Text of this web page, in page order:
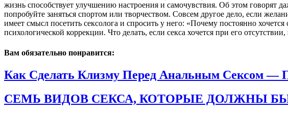
жизнь способствует улучшению настроения и самочувствия. Об этом говорят
попробуйте заняться спортом или творчеством. Совсем другое дело, если
имеет смысл посетить сексолога и спросить у него: «Почему постоянно
психологической коррекции. Что делать, если секса хочется при его
Вам обязательно понравится:
Как Сделать Клизму Перед Анальным Сексом —
СЕМЬ ВИДОВ СЕКСА, КОТОРЫЕ ДОЛЖНЫ